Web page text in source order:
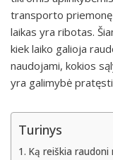
transporto
laikas yra ribotas.
kiek laiko galioja
naudojami, kokios
yra galimybė
Turinys
Ką reiškia raudoni